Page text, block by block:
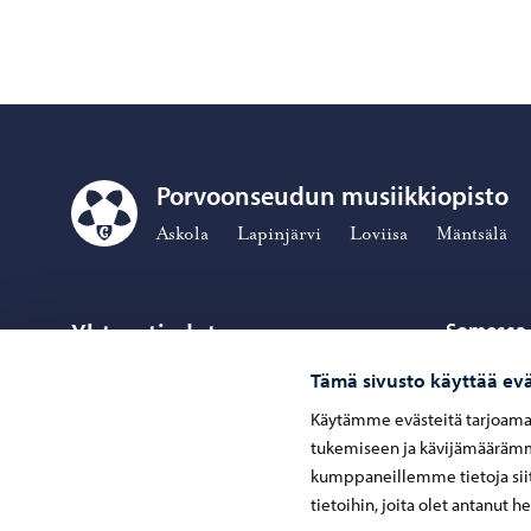
Tämä sivusto käyttää
Käytämme evästeitä
tukemiseen ja
kumppaneillemme tietoja
tietoihin, joita olet antanut
Porvoonseudun musiikkiopisto – Siirry kotisivulle
Porvoonseudun musiikkiopisto
Askola Lapinjärvi Loviisa Mäntsälä
Yhteystiedot
Kaivokatu 37, 06100 Porvoo
Somessa
Seuraa
Seuraa